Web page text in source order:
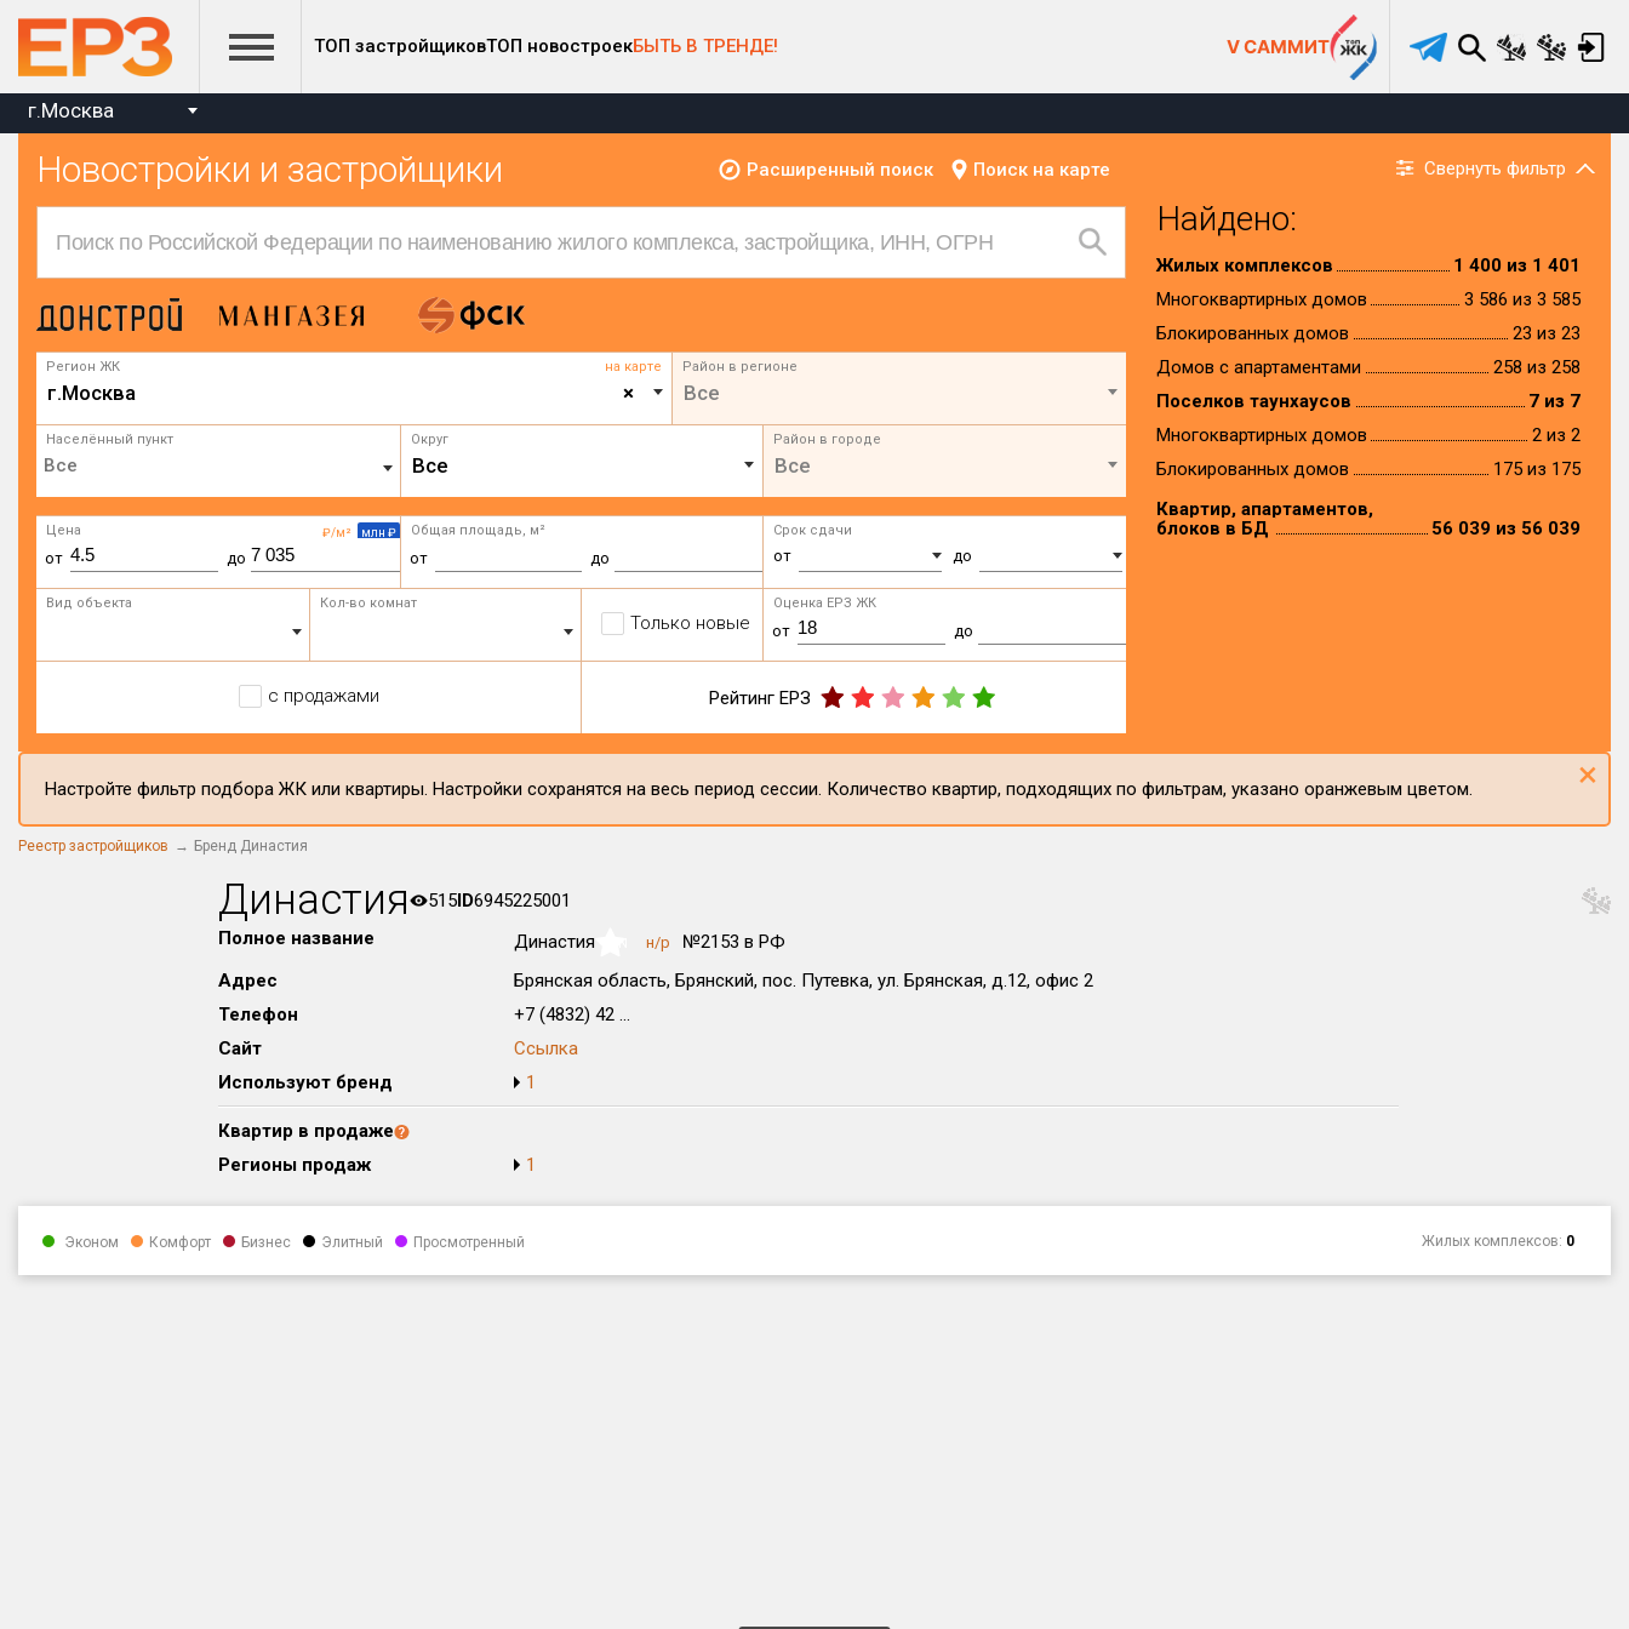
ТОП застройщиковТОП новостроекБЫТЬ В ТРЕНДЕ! V САММИТ
г.Москва
Новостройки и застройщики Расширенный поиск Поиск на карте Свернуть фильтр
Регион ЖК на карте
×
г.Москва
Район в регионе
Все
Населённый пункт Округ
Все
Район в городе
Все
₽/м² млн ₽
Цена
от до
Общая площадь, м²
от до
Срок сдачи
от до
Вид объекта Кол-во комнат
Только новые
Оценка ЕРЗ ЖК
от до
с продажами Рейтинг ЕРЗ
Найдено:
Жилых комплексов
1 400 из 1 401
Многоквартирных домов
3 586 из 3 585
Блокированных домов
23 из 23
Домов с апартаментами
258 из 258
Поселков таунхаусов
7 из 7
Многоквартирных домов
2 из 2
Блокированных домов
175 из 175
Квартир, апартаментов,
блоков в БД
56 039 из 56 039
Настройте фильтр подбора ЖК или квартиры. Настройки сохранятся на весь период сессии. Количество квартир, подходящих по фильтрам, указано оранжевым цветом. ×
Реестр застройщиков Бренд Династия
Династия 515ID6945225001
Полное название
Династия н/р
№2153 в РФ
Адрес
Брянская область, Брянский, пос. Путевка, ул. Брянская, д.12, офис 2
Телефон
+7 (4832) 42 ...
Сайт
Ссылка
Используют бренд
1
Квартир в продаже
Регионы продаж
1
Эконом Комфорт Бизнес Элитный Просмотренный Жилых комплексов: 0